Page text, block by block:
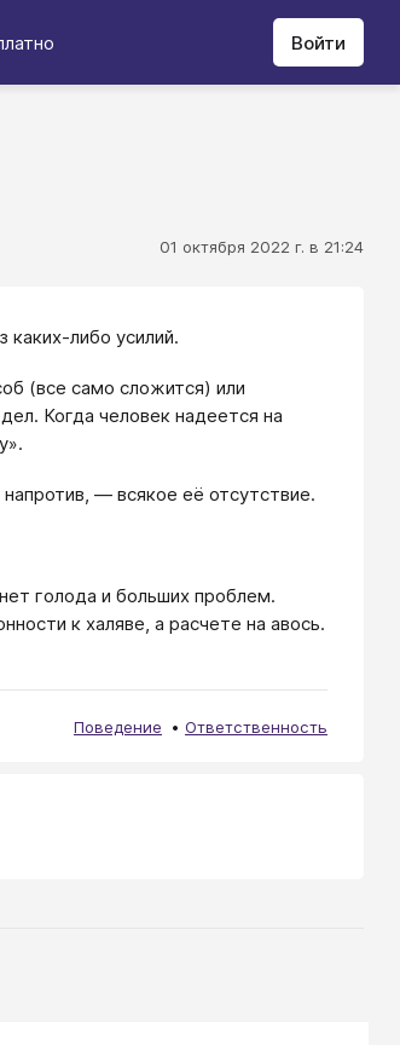
Войти
01 октября 2022 г. в 21:24
каких-либо усилий.
(все само сложится) или
Когда человек надеется на
— всякое её отсутствие.
голода и больших проблем.
к халяве, а расчете на авось.
Поведение Ответственность